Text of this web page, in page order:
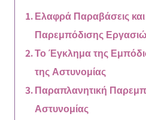
Ελαφρά Παραβάσεις
Παρεμπόδισης
Το Έγκλημα της
της Αστυνομίας
Παραπλανητική
Αστυνομίας